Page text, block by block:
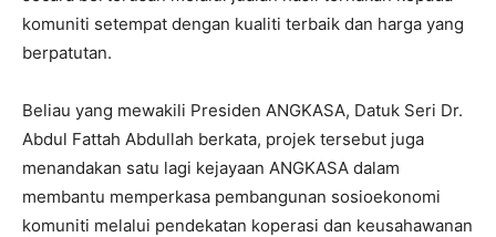
komuniti setempat dengan kualiti terbaik dan harga yang
berpatutan.
Beliau yang mewakili Presiden ANGKASA, Datuk Seri Dr.
Abdul Fattah Abdullah berkata, projek tersebut juga
menandakan satu lagi kejayaan ANGKASA dalam
membantu memperkasa pembangunan sosioekonomi
komuniti melalui pendekatan koperasi dan keusahawanan